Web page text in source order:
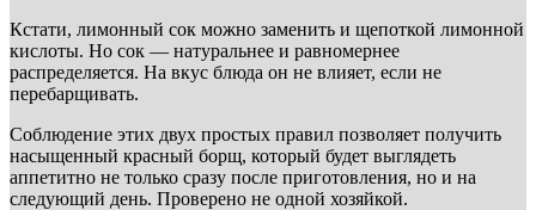
Кстати, лимонный сок можно заменить и щепоткой лимонной
кислоты. Но сок — натуральнее и равномернее
распределяется. На вкус блюда он не влияет, если не
перебарщивать.
Соблюдение этих двух простых правил позволяет получить
насыщенный красный борщ, который будет выглядеть
аппетитно не только сразу после приготовления, но и на
следующий день. Проверено не одной хозяйкой.